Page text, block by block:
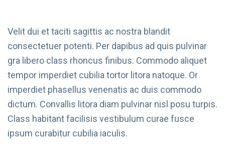
Velit dui et taciti sagittis ac nostra blandit
consectetuer potenti. Per dapibus ad quis pulvinar
gra libero class rhoncus finibus. Commodo aliquet
tempor imperdiet cubilia tortor litora natoque. Or
imperdiet phasellus venenatis ac duis commodo
dictum. Convallis litora diam pulvinar nisl posu turpis.
Class habitant facilisis vestibulum curae fusce
ipsum curabitur cubilia iaculis.